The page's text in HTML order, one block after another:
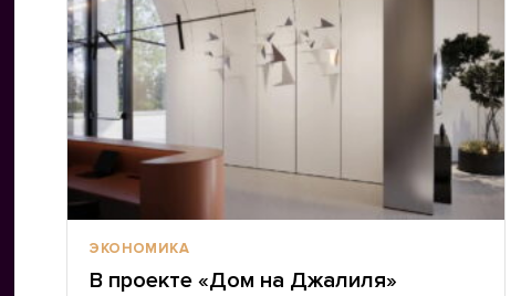
ЭКОНОМИКА
В проекте «Дом на Джалиля»